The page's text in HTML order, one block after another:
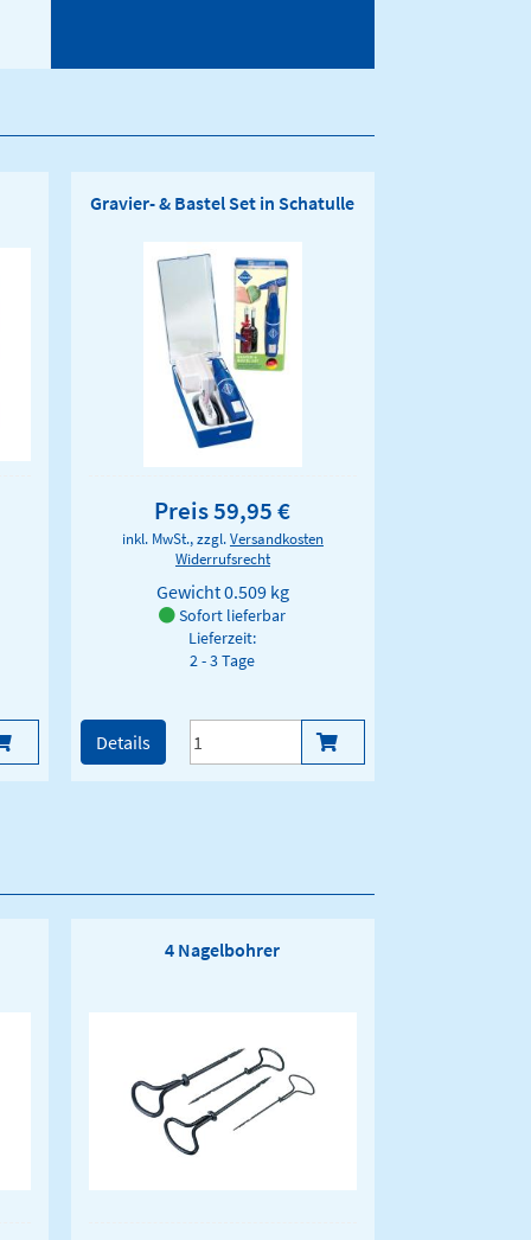
Gravier- & Bastel Set in Schatulle
Preis 59,95 €
inkl. MwSt., zzgl.Versandkosten
Widerrufsrecht
Gewicht0.509 kg
Sofort lieferbar
Lieferzeit:
2 - 3 Tage
Details
4 Nagelbohrer